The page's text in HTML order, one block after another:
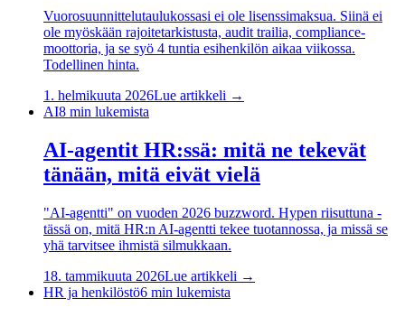
Vuorosuunnittelutaulukossasi ei ole lisenssimaksua. Siinä ei
ole myöskään rajoitetarkistusta, audit trailia, compliance-
moottoria, ja se syö 4 tuntia esihenkilön aikaa viikossa.
Todellinen hinta.
1. helmikuuta 2026Lue artikkeli →
AI8 min lukemista
AI-agentit HR:ssä: mitä ne tekevät
tänään, mitä eivät vielä
"AI-agentti" on vuoden 2026 buzzword. Hypen riisuttuna -
tässä on, mitä HR:n AI-agentti tekee tuotannossa, ja missä se
yhä tarvitsee ihmistä silmukkaan.
18. tammikuuta 2026Lue artikkeli →
HR ja henkilöstö6 min lukemista